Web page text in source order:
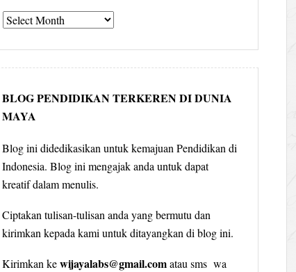
Tulisan
per
bulan
BLOG PENDIDIKAN TERKEREN DI DUNIA
MAYA
Blog ini didedikasikan untuk kemajuan Pendidikan di
Indonesia. Blog ini mengajak anda untuk dapat
kreatif dalam menulis.
Ciptakan tulisan-tulisan anda yang bermutu dan
kirimkan kepada kami untuk ditayangkan di blog ini.
Kirimkan kewijayalabs@gmail.comatau sms wa